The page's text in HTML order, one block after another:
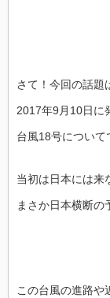
さて！今回の話題
2017年9月10日に
台風18号について
当初は日本には来
まさか日本横断の
この台風の進路や